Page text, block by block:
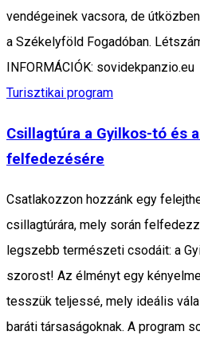
vendégeinek vacsora, de
a Székelyföld Fogadóban.
INFORMÁCIÓK: sovidekpanzio.eu
Turisztikai program
Csillagtúra a Gyilkos-tó és
felfedezésére
Csatlakozzon hozzánk egy
csillagtúrára, mely során
legszebb természeti csodáit: a
szorost! Az élményt egy
tesszük teljessé, mely ideális
baráti társaságoknak. A program